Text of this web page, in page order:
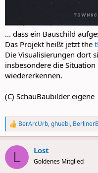
... dass ein Bauschild
Das Projekt heißt jetzt the
Die Visualisierungen dort
insbesondere die
wiedererkennen.
(C) SchauBaubilder eigene
R
e
a
c
i
BerArcUrb,ghuebi,
L Lost
Goldenes Mitglied